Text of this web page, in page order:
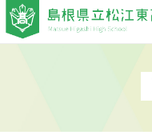
このページの本文へ